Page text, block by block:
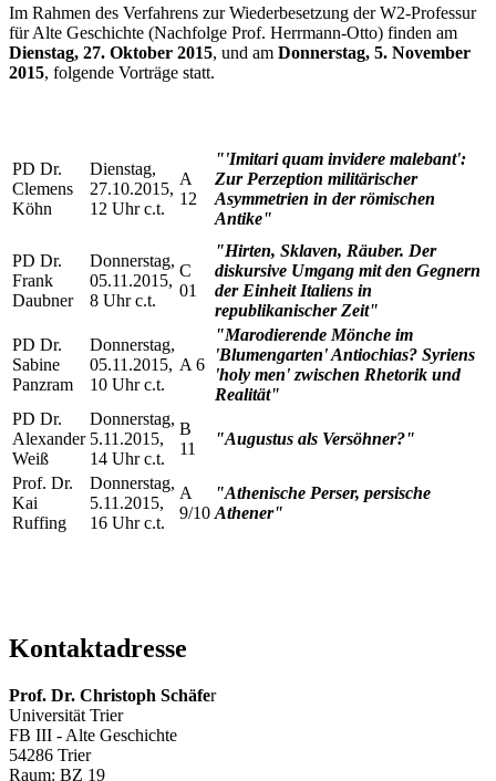
Im Rahmen des Verfahrens zur Wiederbesetzung der W2-Professur
für Alte Geschichte (Nachfolge Prof. Herrmann-Otto) finden am
Dienstag, 27. Oktober 2015, und am Donnerstag, 5. November
2015, folgende Vorträge statt.
PD Dr.
Clemens
Köhn
Dienstag,
27.10.2015,
12 Uhr c.t.
A
12
"'Imitari quam invidere malebant':
Zur Perzeption militärischer
Asymmetrien in der römischen
Antike"
PD Dr.
Frank
Daubner
Donnerstag,
05.11.2015,
8 Uhr c.t.
C
01
"Hirten, Sklaven, Räuber. Der
diskursive Umgang mit den Gegnern
der Einheit Italiens in
republikanischer Zeit"
PD Dr.
Sabine
Panzram
Donnerstag,
05.11.2015,
10 Uhr c.t.
A 6
"Marodierende Mönche im
'Blumengarten' Antiochias? Syriens
'holy men' zwischen Rhetorik und
Realität"
PD Dr.
Alexander
Weiß
Donnerstag,
5.11.2015,
14 Uhr c.t.
B
11
"Augustus als Versöhner?"
Prof. Dr.
Kai
Ruffing
Donnerstag,
5.11.2015,
16 Uhr c.t.
A
9/10
"Athenische Perser, persische
Athener"
Kontaktadresse
Prof. Dr. Christoph Schäfer
Universität Trier
FB III - Alte Geschichte
54286 Trier
Raum: BZ 19